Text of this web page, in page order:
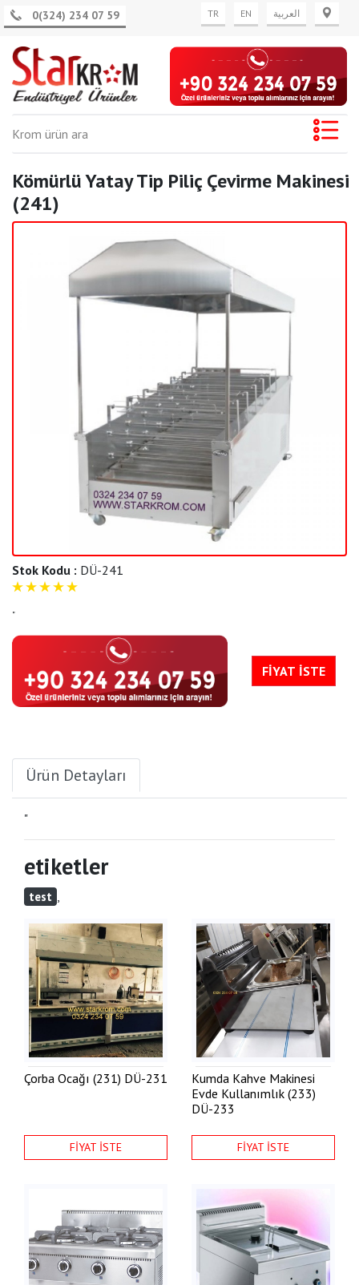
0(324) 234 07 59 TR EN العربية
Anasayfa Diğer Ürünler
Pişiriciler
Kömürlü Yatay Tip Piliç Çevirme Makinesi (241)
Kömürlü Yatay Tip Piliç Çevirme Makinesi
(241)
Stok Kodu : DÜ-241
"
FİYAT İSTE
Ürün Detayları
"
etiketler
test
Çorba Ocağı (231) DÜ-231
FİYAT İSTE
Kumda Kahve Makinesi
Evde Kullanımlık (233)
DÜ-233
FİYAT İSTE